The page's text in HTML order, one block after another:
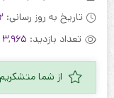
تاریخ به روز رسانی: 22
تعداد بازدید: 3,965 بازدید
از شما